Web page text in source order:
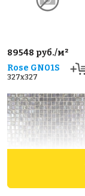
89548 руб./м²
Rose GN01S
327x327
11804 руб./м²